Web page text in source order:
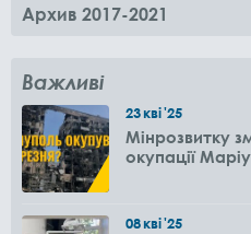
Архив 2017-2021
Важливі
23кві'25
Мінрозвитку
окупації
08кві'25